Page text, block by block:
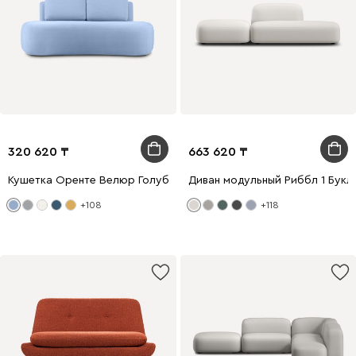
320 620
Кушетка Оренте Велюр Голубой
+108
663 620
Диван модульный Риббл 1
+118